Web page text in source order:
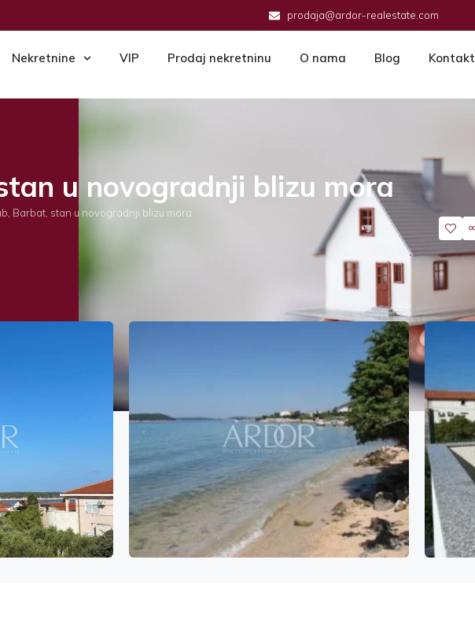
prodaja@ardor-realestate.com
Nekretnine VIP Prodaj nekretninu O nama Blog Kontakt
u novogradnji blizu mora
Barbat, stan u novogradnji blizu mora